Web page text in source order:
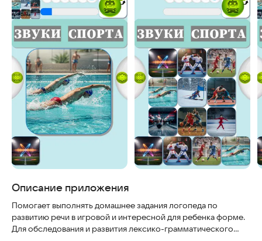
Описание приложения
Помогает выполнять домашнее задания логопеда по
развитию речи в игровой и интересной для ребенка форме.
Для обследования и развития лексико-грамматического